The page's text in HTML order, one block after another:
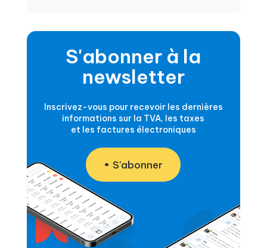
S'abonner à la
newsletter
Inscrivez-vous pour recevoir les dernières
informations sur la TVA, les taxes
et les factures électroniques
S'abonner